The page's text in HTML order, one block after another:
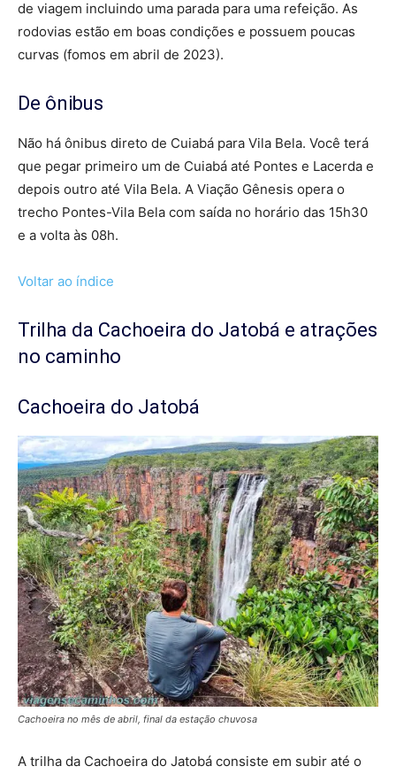
de viagem incluindo uma parada para uma refeição. As
rodovias estão em boas condições e possuem poucas
curvas (fomos em abril de 2023).
De ônibus
Não há ônibus direto de Cuiabá para Vila Bela. Você terá
que pegar primeiro um de Cuiabá até Pontes e Lacerda e
depois outro até Vila Bela. A Viação Gênesis opera o
trecho Pontes-Vila Bela com saída no horário das 15h30
e a volta às 08h.
Voltar ao índice
Trilha da Cachoeira do Jatobá e atrações
no caminho
Cachoeira do Jatobá
Cachoeira no mês de abril, final da estação chuvosa
A trilha da Cachoeira do Jatobá consiste em subir até o